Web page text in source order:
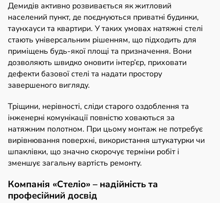
Демидів активно розвивається як житловий
населений пункт, де поєднуються приватні будинки,
таунхауси та квартири. У таких умовах натяжні стелі
стають універсальним рішенням, що підходить для
приміщень будь-якої площі та призначення. Вони
дозволяють швидко оновити інтер’єр, приховати
дефекти базової стелі та надати простору
завершеного вигляду.
Тріщини, нерівності, сліди старого оздоблення та
інженерні комунікації повністю ховаються за
натяжним полотном. При цьому монтаж не потребує
вирівнювання поверхні, використання штукатурки чи
шпаклівки, що значно скорочує терміни робіт і
зменшує загальну вартість ремонту.
Компанія «Стеліо» – надійність та
професійний досвід